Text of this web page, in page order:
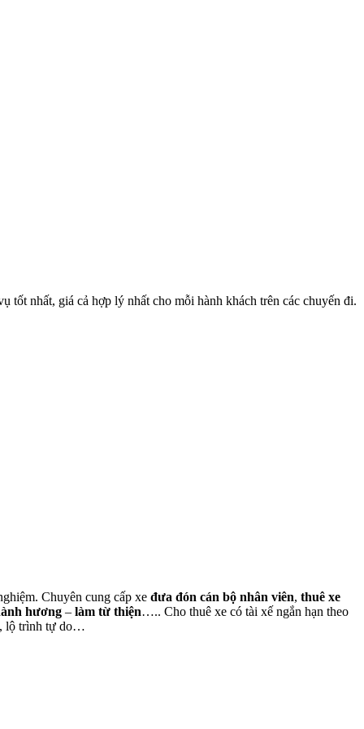
nhất, giá cả hợp lý nhất cho mỗi hành khách trên các chuyến đi.
Chuyên cung cấp xe đưa đón cán bộ nhân viên, thuê xe
hương – làm từ thiện….. Cho thuê xe có tài xế ngắn hạn theo
lộ trình tự do…